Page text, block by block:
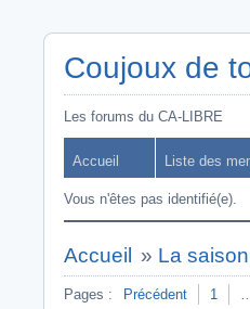
Coujoux de
Les forums du CA-LIBRE
Accueil Liste des
Vous n'êtes pas identifié(e).
Accueil » La
Pages : Précédent 1